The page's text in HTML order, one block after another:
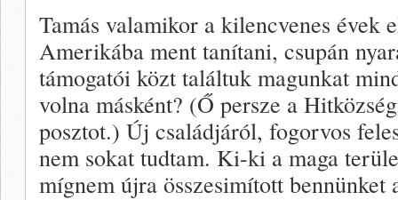
Tamás valamikor a kilencvenes évek
Amerikába ment tanítani, csupán
támogatói közt találtuk magunkat
volna másként? (Ő persze a
posztot.) Új családjáról, fogorvos
nem sokat tudtam. Ki-ki a maga
mígnem újra összesimított bennünket